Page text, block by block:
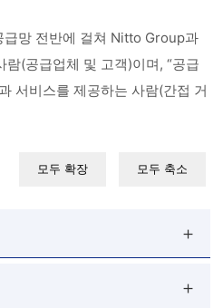
급망 전반에 걸쳐 Nitto Group과
(공급업체 및 고객)이며, “공급
서비스를 제공하는 사람(간접 거
모두 확장 모두 축소